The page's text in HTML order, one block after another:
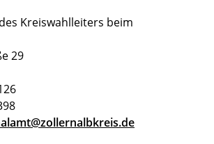
Kreiswahlleiters beim
29